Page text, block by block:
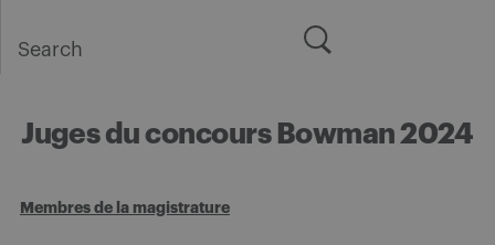
for:
Juges du concours Bowman 2024
Membres de la magistrature